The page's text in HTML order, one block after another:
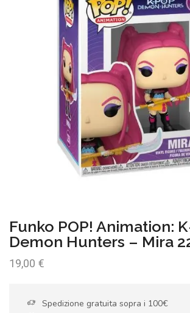
Funko POP! Animation:
Demon Hunters – Mira
19,00 €
Spedizione gratuita sopra i 100€